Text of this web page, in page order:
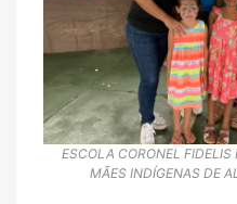
ESCOLA CORONEL FIDELIS
MÃES INDÍGENAS DE